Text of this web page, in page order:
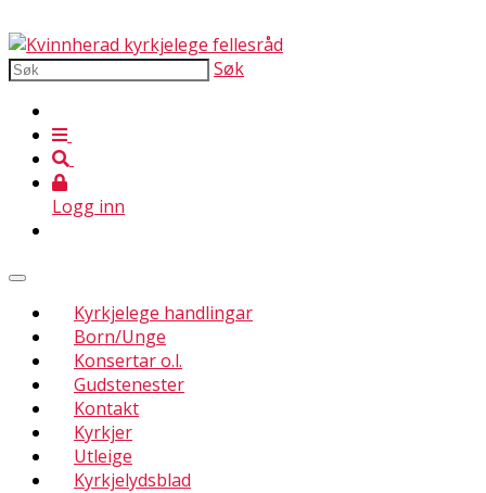
Søk
Logg inn
Kyrkjelege handlingar
Born/Unge
Konsertar o.l.
Gudstenester
Kontakt
Kyrkjer
Utleige
Kyrkjelydsblad